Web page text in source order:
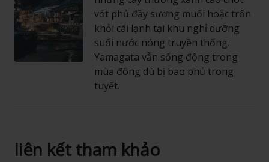
vót phủ đầy sương muối hoặc trốn
khỏi cái lạnh tại khu nghỉ dưỡng
suối nước nóng truyền thống.
Yamagata vẫn sống động trong
mùa đông dù bị bao phủ trong
tuyết.
liên kết tham khảo